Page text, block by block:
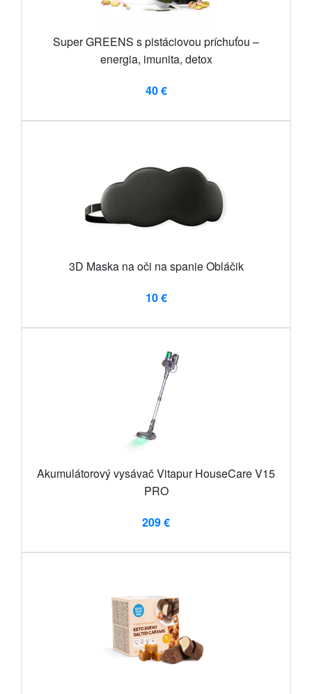
Super GREENS s pistáciovou príchuťou –
energia, imunita, detox
40 €
3D Maska na oči na spanie Obláčik
10 €
Akumulátorový vysávač Vitapur HouseCare V15
PRO
209 €